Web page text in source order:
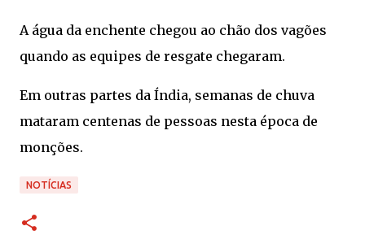
A água da enchente chegou ao chão dos vagões
quando as equipes de resgate chegaram.
Em outras partes da Índia, semanas de chuva
mataram centenas de pessoas nesta época de
monções.
NOTÍCIAS